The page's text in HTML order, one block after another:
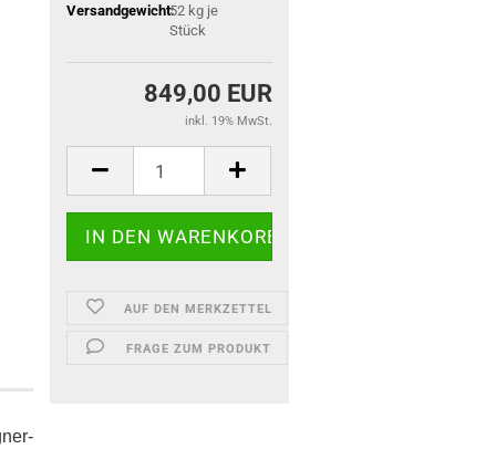
Versandgewicht:52kg je
Stück
849,00 EUR
inkl. 19% MwSt.
AUF DEN MERKZETTEL
FRAGE ZUM PRODUKT